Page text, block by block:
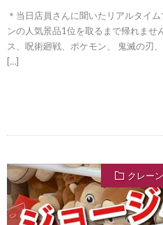
＊当日店員さんに聞いたリアルタイ
ンの人気景品1位を取るまで帰れませ
ス、呪術廻戦、ポケモン、 鬼滅の刃
[…]
クレー